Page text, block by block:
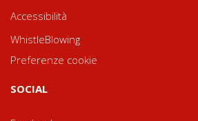
Accessibilità
WhistleBlowing
Preferenze cookie
SOCIAL